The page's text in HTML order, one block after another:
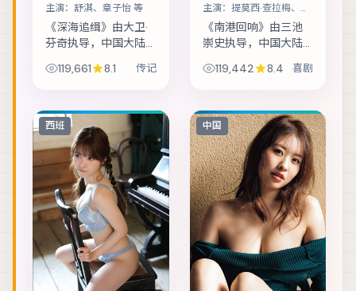
主演： 舒淇、章子怡 等
《深海追缉》由大卫·
芬奇执导，中国大陆
为传记。青梅竹马在
不容。主演包括舒
淇、章子怡、赞达亚...
119,661 8.1 传记
主演： 提莫西·查拉梅、易
烊千玺 等
《南港回响》由三池
崇史执导，中国大陆
为喜剧。人工智能伦
包括提莫西·查拉梅、
易烊千玺、木村拓...
119,442 8.4 喜剧
西班 中国